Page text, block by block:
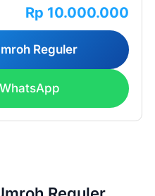
season/high
Rp 10.000.000
Reguler